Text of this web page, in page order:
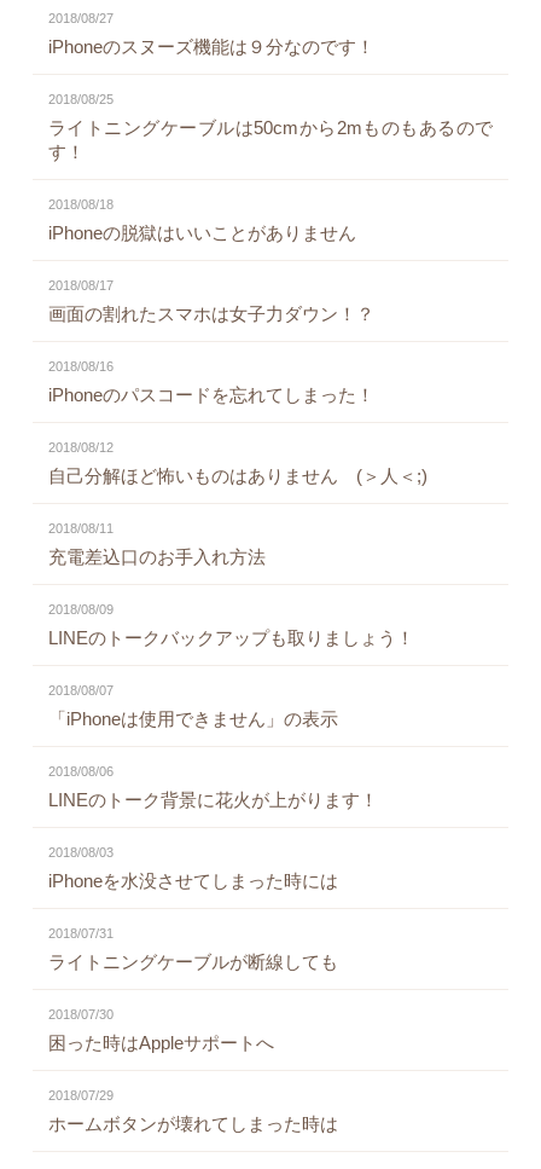
2018/08/27
iPhoneのスヌーズ機能は９分なのです！
2018/08/25
ライトニングケーブルは50cmから2mものもあるので
す！
2018/08/18
iPhoneの脱獄はいいことがありません
2018/08/17
画面の割れたスマホは女子力ダウン！？
2018/08/16
iPhoneのパスコードを忘れてしまった！
2018/08/12
自己分解ほど怖いものはありません (＞人＜;)
2018/08/11
充電差込口のお手入れ方法
2018/08/09
LINEのトークバックアップも取りましょう！
2018/08/07
「iPhoneは使用できません」の表示
2018/08/06
LINEのトーク背景に花火が上がります！
2018/08/03
iPhoneを水没させてしまった時には
2018/07/31
ライトニングケーブルが断線しても
2018/07/30
困った時はAppleサポートへ
2018/07/29
ホームボタンが壊れてしまった時は